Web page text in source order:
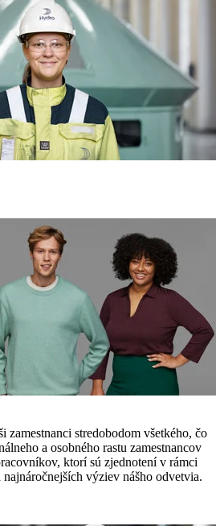
zamestnanci stredobodom všetkého, čo
a osobného rastu zamestnancov
ktorí sú zjednotení v rámci
výziev nášho odvetvia.